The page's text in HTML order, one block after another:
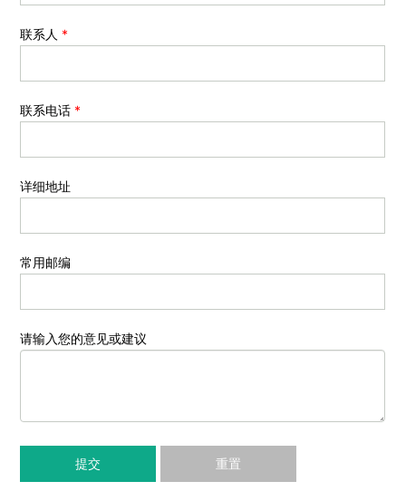
联系人 *
联系电话 *
详细地址
常用邮编
请输入您的意见或建议
提交 重置